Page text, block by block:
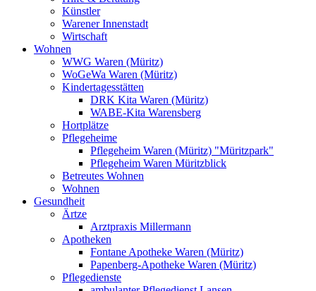
Künstler
Warener Innenstadt
Wirtschaft
Wohnen
WWG Waren (Müritz)
WoGeWa Waren (Müritz)
Kindertagesstätten
DRK Kita Waren (Müritz)
WABE-Kita Warensberg
Hortplätze
Pflegeheime
Pflegeheim Waren (Müritz) "Müritzpark"
Pflegeheim Waren Müritzblick
Betreutes Wohnen
Wohnen
Gesundheit
Ärtze
Arztpraxis Millermann
Apotheken
Fontane Apotheke Waren (Müritz)
Papenberg-Apotheke Waren (Müritz)
Pflegedienste